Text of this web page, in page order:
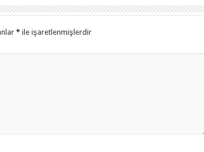
*ile işaretlenmişlerdir